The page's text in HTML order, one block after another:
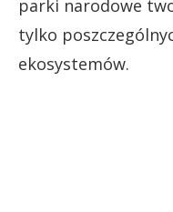
parki narodowe
tylko
ekosystemów.